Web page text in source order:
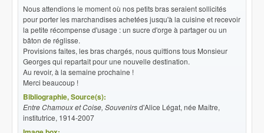
Nous attendions le moment où nos petits bras seraient sollicités
pour porter les marchandises achetées jusqu'à la cuisine et recevoir
la petite récompense d'usage : un sucre d'orge à partager ou un
bâton de réglisse.
Provisions faites, les bras chargés, nous quittions tous Monsieur
Georges qui repartait pour une nouvelle destination.
Au revoir, à la semaine prochaine !
Merci beaucoup !
Bibliographie, Source(s):
Entre Chamoux et Coise, Souvenirsd'Alice Légat, née Maître,
institutrice, 1914-2007